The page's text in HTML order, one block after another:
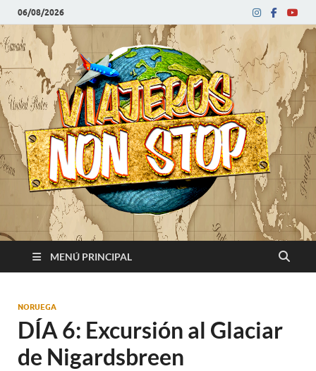
06/08/2026
Blog
de
viajes
MENÚ PRINCIPAL
NORUEGA
DÍA 6: Excursión al Glaciar
de Nigardsbreen